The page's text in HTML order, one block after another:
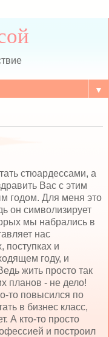
▼
стюардессами, а
Вас с этим
годом. Для меня это
он символизирует
мы набрались в
нас
поступках и
году, и
жить просто так
планов - не дело!
то повысился по
в бизнес класс,
А кто-то просто
и построил